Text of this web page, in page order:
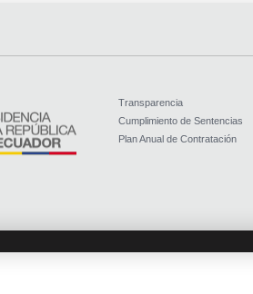
Transparencia
Cumplimiento de Sentencias
Plan Anual de Contratación